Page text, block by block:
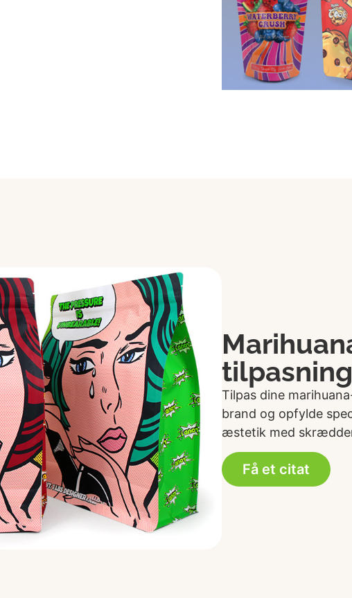
tilpasning
Tilpas dine
brand og opfylde
æstetik med
Få et citat